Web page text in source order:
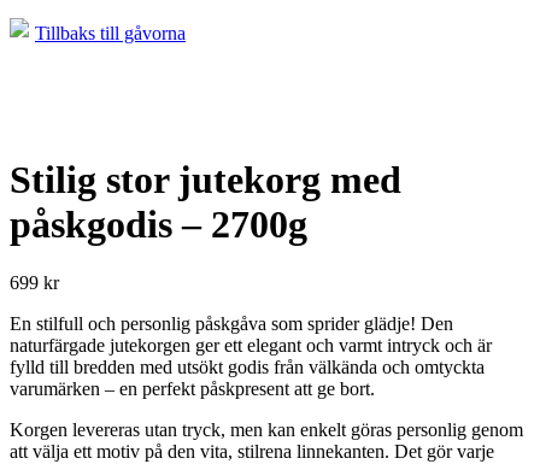
Tillbaks till gåvorna
Stilig stor jutekorg med
påskgodis – 2700g
699 kr
En stilfull och personlig påskgåva som sprider glädje! Den
naturfärgade jutekorgen ger ett elegant och varmt intryck och är
fylld till bredden med utsökt godis från välkända och omtyckta
varumärken – en perfekt påskpresent att ge bort.
Korgen levereras utan tryck, men kan enkelt göras personlig genom
att välja ett motiv på den vita, stilrena linnekanten. Det gör varje